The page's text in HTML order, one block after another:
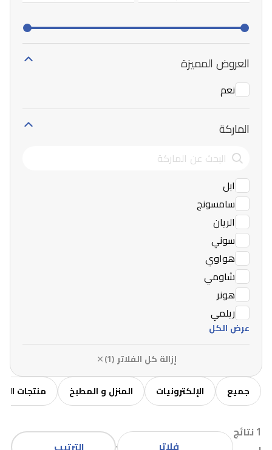
العروض المميزة
نعم
الماركة
ابل
سامسونج
الريان
سوني
هواوي
شاومي
هونر
ريلمي
عرض الكل
إزالة كل الفلاتر (1)
جميع الإلكترونيات المنزل و المطبخ منتجات
1 نتائج
فلاتر الترتيب